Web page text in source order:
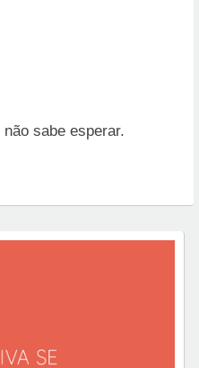
sabe esperar.